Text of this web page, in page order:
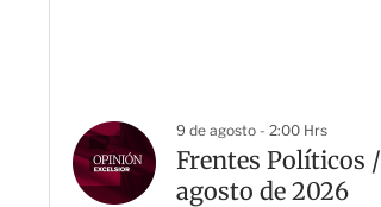
9 de agosto - 2:00 Hrs
Frentes Políticos
agosto de 2026